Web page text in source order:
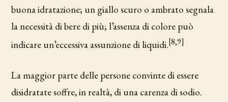
buona idratazione; un giallo scuro o ambrato segnala
la necessità di bere di più; l’assenza di colore può
indicare un’eccessiva assunzione di liquidi.[8,9]
La maggior parte delle persone convinte di essere
disidratate soffre, in realtà, di una carenza di sodio.